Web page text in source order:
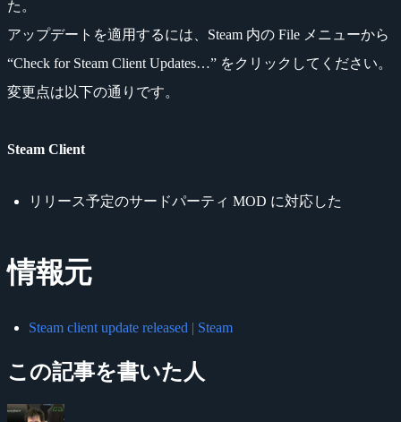
た。
アップデートを適用するには、Steam 内の File メニューから
“Check for Steam Client Updates…” をクリックしてください。
変更点は以下の通りです。
Steam Client
リリース予定のサードパーティ MOD に対応した
情報元
Steam client update released | Steam
この記事を書いた人